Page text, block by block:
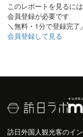
このレポートを見るには
会員登録が必要です
＼無料・1分で登録完了
会員登録して見る
訪日外国人観光客のイ